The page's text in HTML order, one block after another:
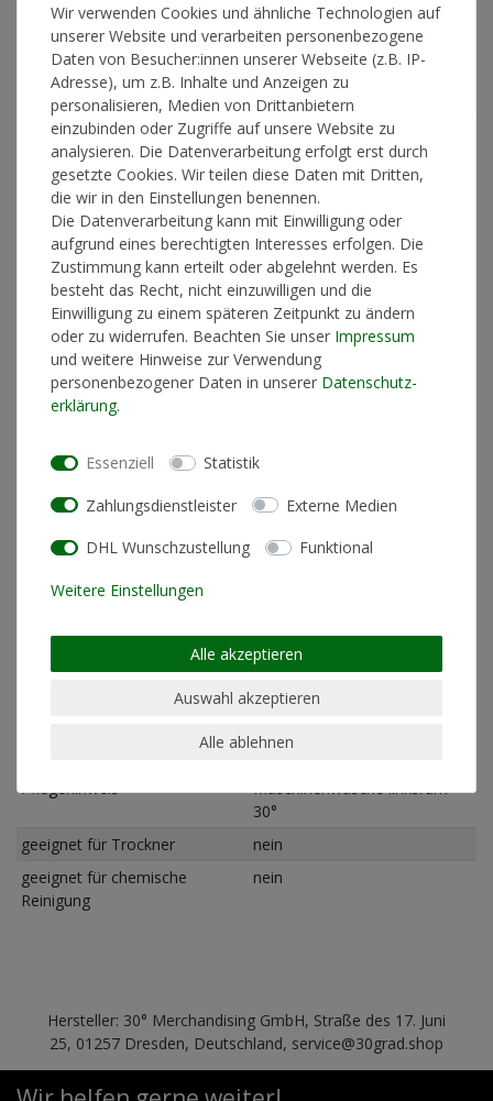
FARBE
GRÖSSE
44,90 €*
Lieferzeit 1-3 Werktage
In den Warenkorb
* inkl. ges. MwSt. zzgl.Versandkosten
Produktinformationen
geeignet für Bügeln
nein
Materialzusammensetzung
80% Baumwolle 20%
Polyester
Standard Fit (normale
Passform)
Pflegehinweis
Maschinenwäsche linksrum
30°
geeignet für Trockner
nein
geeignet für chemische
Reinigung
nein
Hersteller: 30° Merchandising GmbH, Straße des 17. Juni
25, 01257 Dresden, Deutschland, service@30grad.shop
Wir verwenden Cookies und ähnliche Technologien auf
unserer Website und verarbeiten personenbezogene
Daten von Besucher:innen unserer Webseite (z.B. IP-
Adresse), um z.B. Inhalte und Anzeigen zu
personalisieren, Medien von Drittanbietern
einzubinden oder Zugriffe auf unsere Website zu
analysieren. Die Datenverarbeitung erfolgt erst durch
gesetzte Cookies. Wir teilen diese Daten mit Dritten,
die wir in den Einstellungen benennen.
Die Datenverarbeitung kann mit Einwilligung oder
aufgrund eines berechtigten Interesses erfolgen. Die
Zustimmung kann erteilt oder abgelehnt werden. Es
besteht das Recht, nicht einzuwilligen und die
Einwilligung zu einem späteren Zeitpunkt zu ändern
oder zu widerrufen. Beachten Sie unser Impressum
und weitere Hinweise zur Verwendung
personenbezogener Daten in unserer Daten­schutz­
erklärung.
Essenziell Statistik
Zahlungsdienstleister Externe Medien
DHL Wunschzustellung Funktional
Weitere Einstellungen
Alle akzeptieren
Auswahl akzeptieren
Alle ablehnen